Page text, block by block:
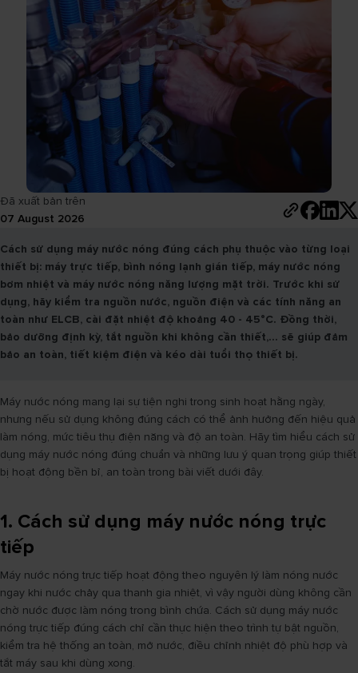
Đã xuất bản trên
07 August 2026
Cách sử dụng máy nước nóng đúng cách phụ thuộc vào từng loại
thiết bị: máy trực tiếp, bình nóng lạnh gián tiếp, máy nước nóng
bơm nhiệt và máy nước nóng năng lượng mặt trời. Trước khi sử
dụng, hãy kiểm tra nguồn nước, nguồn điện và các tính năng an
toàn như ELCB, cài đặt nhiệt độ khoảng 40 - 45°C. Đồng thời,
bảo dưỡng định kỳ, tắt nguồn khi không cần thiết,... sẽ giúp đảm
bảo an toàn, tiết kiệm điện và kéo dài tuổi thọ thiết bị.
Máy nước nóng mang lại sự tiện nghi trong sinh hoạt hằng ngày,
nhưng nếu sử dụng không đúng cách có thể ảnh hưởng đến hiệu quả
làm nóng, mức tiêu thụ điện năng và độ an toàn. Hãy tìm hiểu cách sử
dụng máy nước nóng đúng chuẩn và những lưu ý quan trọng giúp thiết
bị hoạt động bền bỉ, an toàn trong bài viết dưới đây.
1. Cách sử dụng máy nước nóng trực
tiếp
Máy nước nóng trực tiếp hoạt động theo nguyên lý làm nóng nước
ngay khi nước chảy qua thanh gia nhiệt, vì vậy người dùng không cần
chờ nước được làm nóng trong bình chứa. Cách sử dụng máy nước
nóng trực tiếp đúng cách chỉ cần thực hiện theo trình tự bật nguồn,
kiểm tra hệ thống an toàn, mở nước, điều chỉnh nhiệt độ phù hợp và
tắt máy sau khi dùng xong.